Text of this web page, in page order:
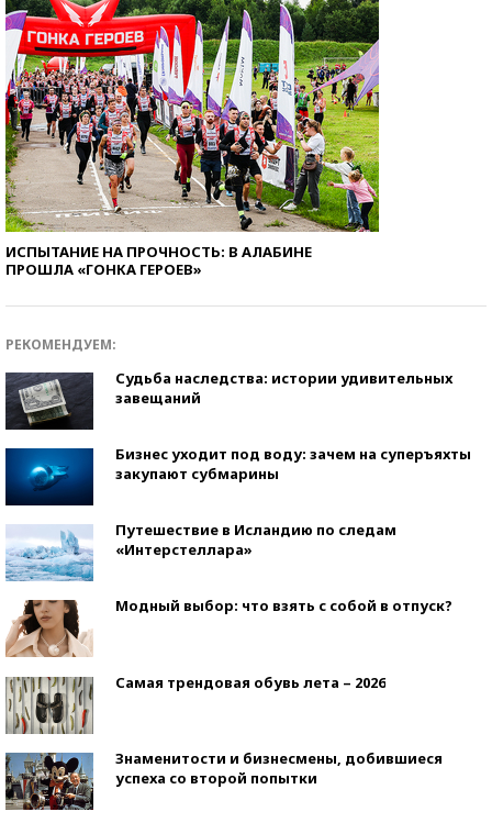
ИСПЫТАНИЕ НА ПРОЧНОСТЬ: В АЛАБИНЕ
ПРОШЛА «ГОНКА ГЕРОЕВ»
РЕКОМЕНДУЕМ:
Судьба наследства: истории удивительных
завещаний
Бизнес уходит под воду: зачем на суперъяхты
закупают субмарины
Путешествие в Исландию по следам
«Интерстеллара»
Модный выбор: что взять с собой в отпуск?
Самая трендовая обувь лета – 2026
Знаменитости и бизнесмены, добившиеся
успеха со второй попытки